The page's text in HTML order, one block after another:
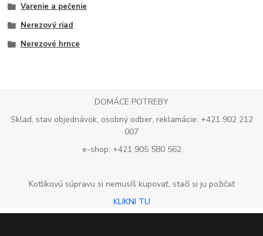
Varenie a pečenie
Nerezový riad
Nerezové hrnce
DOMÁCE POTREBY
Sklad, stav objednávok, osobný odber, reklamácie: +421 902 212
007
e-shop: +421 905 580 562
Kotlíkovú súpravu si nemusíš kupovať, stačí si ju požičať
KLIKNI TU